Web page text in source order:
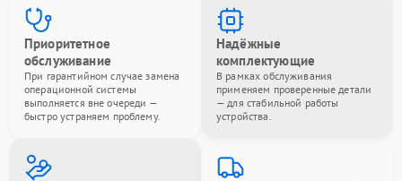
Приоритетное
обслуживание
При гарантийном случае замена
операционной системы
выполняется вне очереди —
быстро устраняем проблему.
Надёжные
комплектующие
В рамках обслуживания
применяем проверенные детали
— для стабильной работы
устройства.